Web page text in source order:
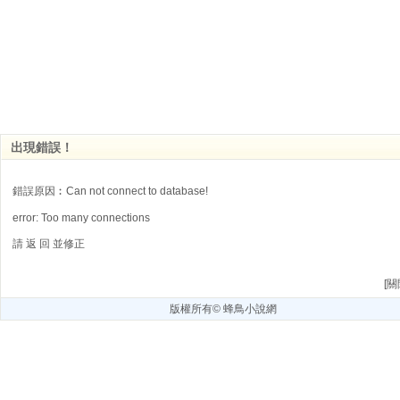
出現錯誤！
錯誤原因︰Can not connect to database!
error: Too many connections
請 返 回 並修正
[關
版權所有© 蜂鳥小說網